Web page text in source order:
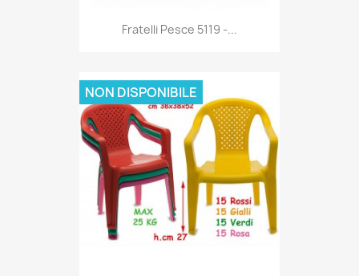
Anteprima
Fratelli Pesce 5119 -...
NON DISPONIBILE